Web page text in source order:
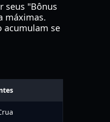
seus "Bônus
máximas.
acumulam se